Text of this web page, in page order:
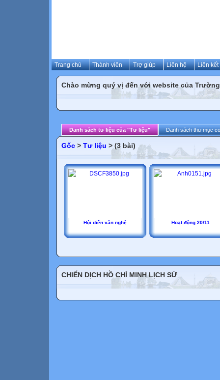
Trang chủ Thành viên Trợ giúp Liên hệ Liên kết
Chào mừng quý vị đến với website của Trường
Danh sách tư liệu của "Tư liệu" Danh sách thư mục
Gốc > Tư liệu > (3 bài)
Hội diễn văn nghệ Hoạt động 20/11
CHIẾN DỊCH HỒ CHÍ MINH LỊCH SỬ